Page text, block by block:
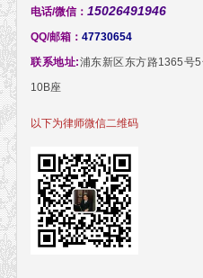
电话/微信： 15026491946
QQ/邮箱： 47730654
联系地址:浦东新区东方路1365号
10B座
以下为律师微信二维码